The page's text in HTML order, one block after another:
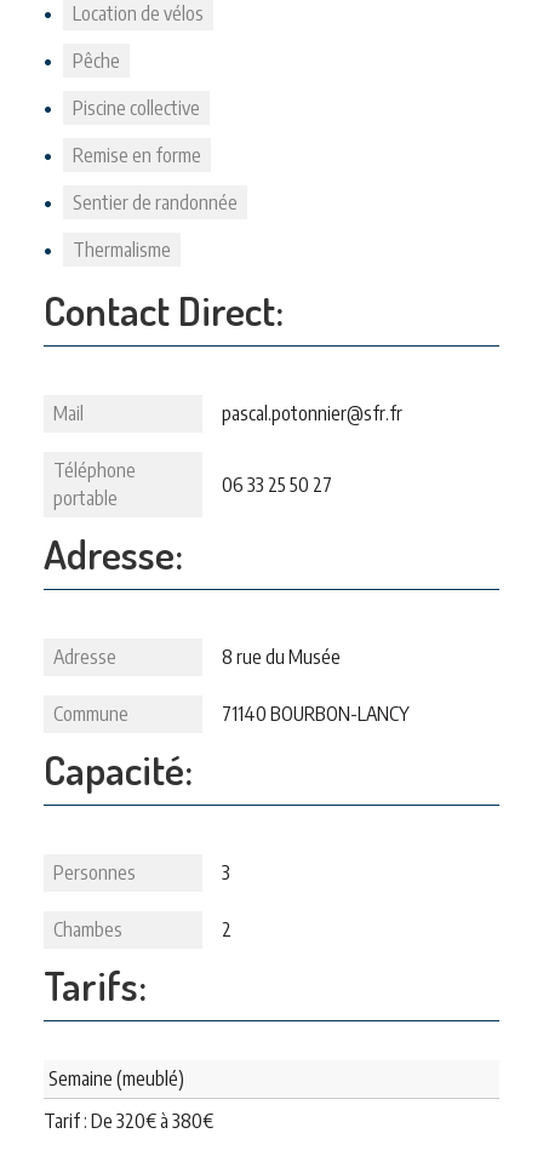
Location de vélos
Pêche
Piscine collective
Remise en forme
Sentier de randonnée
Thermalisme
Contact Direct:
Mail pascal.potonnier@sfr.fr
Téléphone
portable
06 33 25 50 27
Adresse:
Adresse 8 rue du Musée
Commune 71140 BOURBON-LANCY
Capacité:
Personnes 3
Chambes 2
Tarifs:
Semaine (meublé)
Tarif : De 320€à 380€